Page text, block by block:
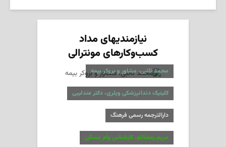
نیازمندیهای مداد
کسب‌وکارهای مونترالی
محمد تائبی، مشاور و بروکر بیمه
کلینیک دندانپزشکی ویلری، دکتر عندلیبی
دارالترجمه رسمی فرهنگ
مریم رمضانلو، کارشناس وام مسکن